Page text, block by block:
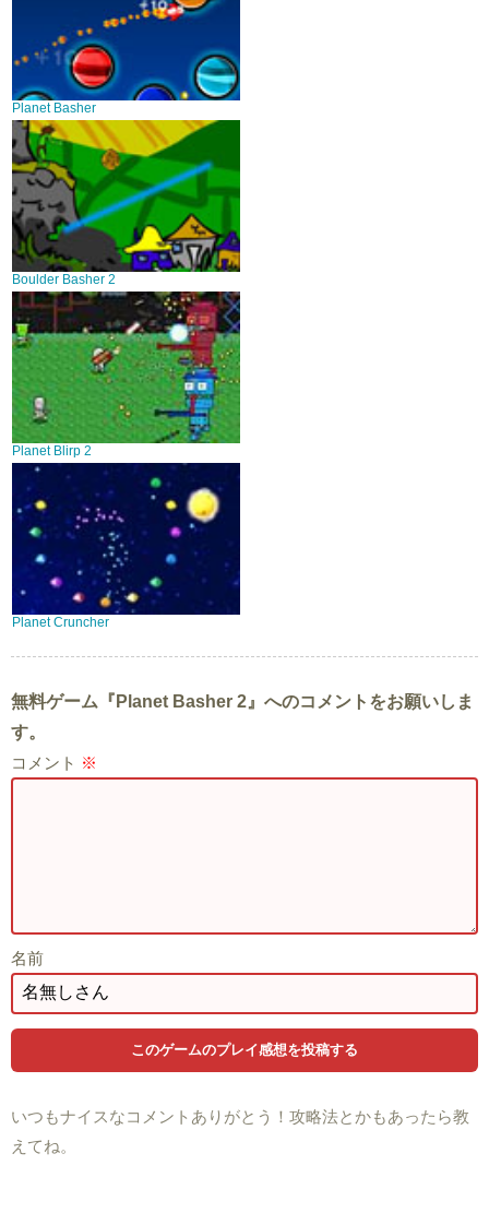
Planet Basher
Boulder Basher 2
Planet Blirp 2
Planet Cruncher
無料ゲーム『Planet Basher 2』へのコメントをお願いしま
す。
コメント ※
名前
いつもナイスなコメントありがとう！攻略法とかもあったら教
えてね。